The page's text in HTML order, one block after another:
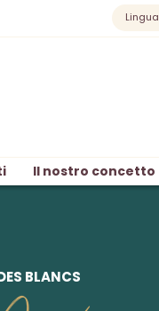
Lingua
Il nostro concetto
BLANCS